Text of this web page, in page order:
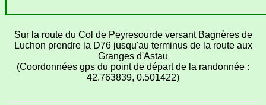
Sur la route du Col de Peyresourde versant Bagnères de
Luchon prendre la D76 jusqu'au terminus de la route aux
Granges d'Astau
(Coordonnées gps du point de départ de la randonnée :
42.763839, 0.501422)